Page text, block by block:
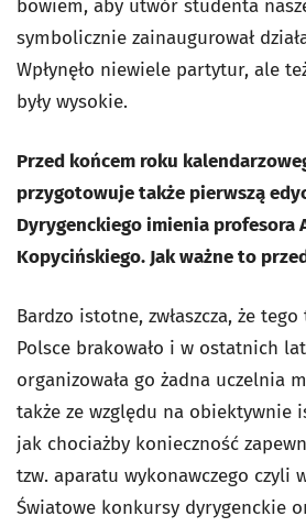
bowiem, aby utwór studenta
symbolicznie zainaugurował
Wpłynęło niewiele partytur, ale
były wysokie.
Przed końcem roku
przygotowuje także pierwszą
Dyrygenckiego imienia profesora
Kopycińskiego. Jak ważne to
Bardzo istotne, zwłaszcza, że
Polsce brakowało i w ostatnich
organizowała go żadna uczelnia
także ze względu na obiektywnie
jak chociażby konieczność
tzw. aparatu wykonawczego czyli
Światowe konkursy dyrygenckie